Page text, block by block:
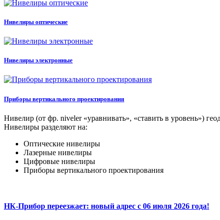
Нивелиры оптические
Нивелиры электронные
Приборы вертикального проектирования
Нивелир (от фр. niveler «уравнивать», «ставить в уровень»)
Нивелиры разделяют на:
Оптические нивелиры
Лазерные нивелиры
Цифровые нивелиры
Приборы вертикального проектирования
НК-Прибор переезжает: новый адрес с 06 июля 2026 года!